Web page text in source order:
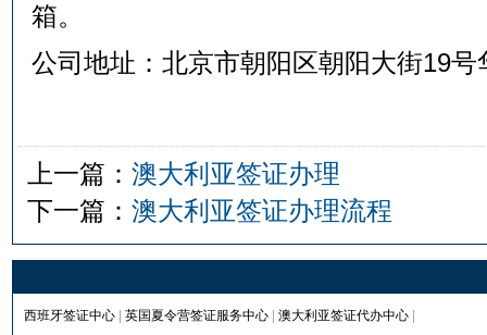
箱。
公司地址：北京市朝阳区朝阳大街19号
上一篇： 澳大利亚签证办理
下一篇： 澳大利亚签证办理流程
西班牙签证中心 英国夏令营签证服务中心 澳大利亚签证代办中心